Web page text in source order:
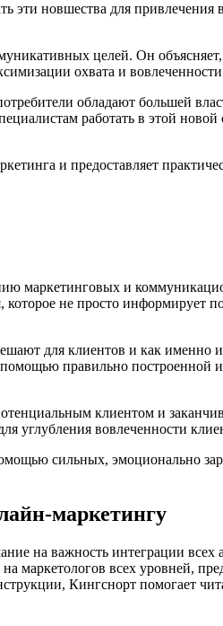
эти новшества для привлечения
целей. Он объясняет,
охвата и
обладают большей
работать в этой новой
и предоставляет
маркетинговых и
не просто информирует
для клиентов и как именно
правильно построенной
клиентом и
углубления вовлеченности
сильных, эмоционально
маркетингу
на важность интеграции всех
маркетологов всех уровней,
Кингснорт помогает